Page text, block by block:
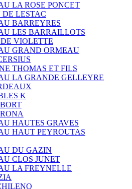
LA ROSE PONCET
LESTAC
BARREYRES
LES BARRAILLOTS
VIOLETTE
GRAND ORMEAU
THOMAS ET FILS
LA GRANDE GELLEYRE
K
HAUTES GRAVES
HAUT PEYROUTAS
DU GAZIN
CLOS JUNET
LA FREYNELLE